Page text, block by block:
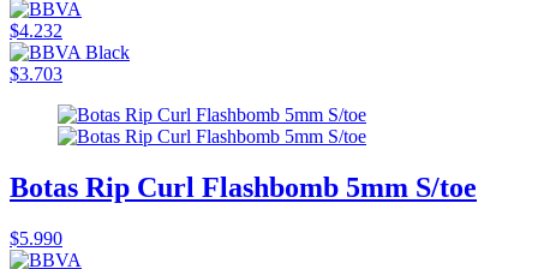
$4.232
$3.703
Botas Rip Curl Flashbomb 5mm S/toe
$5.990